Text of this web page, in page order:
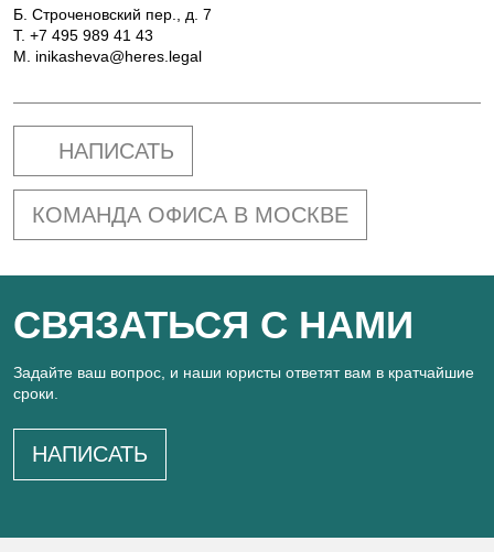
Б. Строченовский пер., д. 7
T. +7 495 989 41 43
M. inikasheva@heres.legal
НАПИСАТЬ
КОМАНДА ОФИСА В МОСКВЕ
СВЯЗАТЬСЯ С НАМИ
Задайте ваш вопрос, и наши юристы ответят вам в кратчайшие
сроки.
НАПИСАТЬ